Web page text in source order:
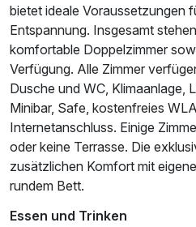
bietet ideale Voraussetzungen
Entspannung. Insgesamt
komfortable Doppelzimmer
Verfügung. Alle Zimmer
Dusche und WC, Klimaanlage,
Minibar, Safe, kostenfreies
Internetanschluss. Einige
oder keine Terrasse. Die
zusätzlichen Komfort mit
rundem Bett.
Essen und Trinken